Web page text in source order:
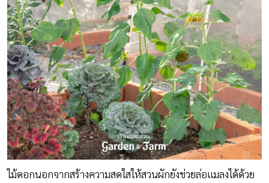
ไม้ดอกนอกจากสร้างความสดใสให้สวนผักยังช่วยล่อแมลงได้ด้วย